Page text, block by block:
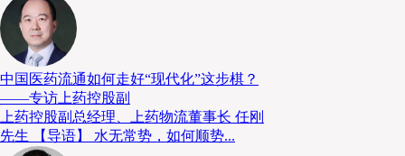
决方案，结合了瑞仕格SynQ物流管理软件支持的
Peapod自有的提货系统。
01 何为微型履约中心
微型履约中心是指在有限的空间和成本较为高昂的
中国医药流通如何走好“现代化”这步棋？
——专访上药控股副
上药控股副总经理、上药物流董事长 任刚
先生 【导语】 水无常势，如何顺势...